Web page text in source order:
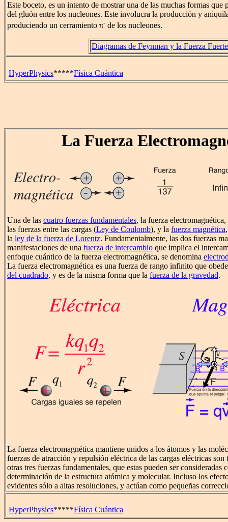
Este boceto, es un intento de mostrar una de las muchas formas
del gluón entre los nucleones. Este involucra la producción y
produciendo un cerramiento π- de los nucleones.
Diagramas de Feynman y la Fuerza Fuerte
HyperPhysics*****Física Cuántica
La Fuerza
Una de las cuatro fuerzas fundamentales, la fuerza
las fuerzas entre las cargas (Ley de Coulomb), y la fuerza magnética
la ley de la fuerza de Lorentz. Fundamentalmente, las dos fuerzas
manifestaciones de una fuerza de intercambio que implica el
enfoque cuántico de la fuerza electromagnética, se denomina
La fuerza electromagnética es una fuerza de rango infinito que
del cuadrado, y es de la misma forma que la fuerza de la gravedad.
La fuerza electromagnética mantiene unidos a los átomos y las
fuerzas de atracción y repulsión eléctrica de las cargas eléctricas son
otras tres fuerzas fundamentales, que estas pueden ser consideradas
determinación de la estructura atómica y molecular. Incluso los
evidentes sólo a altas resoluciones, y actúan como pequeñas
HyperPhysics*****Física Cuántica